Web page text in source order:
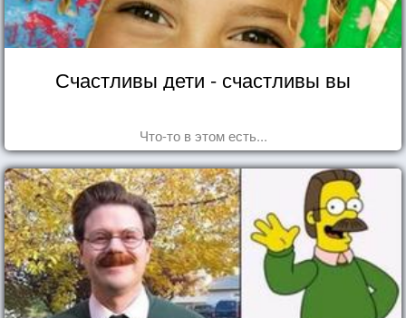
Счастливы дети - счастливы вы
Что-то в этом есть...